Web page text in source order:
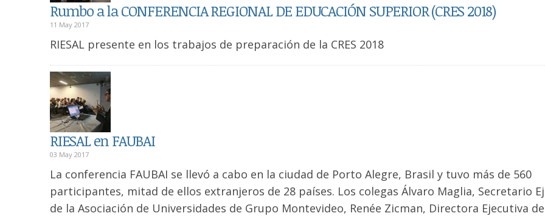
Rumbo a la CONFERENCIA REGIONAL DE EDUCACIÓN SUPERIOR (CRES 2018)
11 May 2017
RIESAL presente en los trabajos de preparación de la CRES 2018
RIESAL en FAUBAI
03 May 2017
La conferencia FAUBAI se llevó a cabo en la ciudad de Porto Alegre, Brasil y tuvo más de 560
participantes, mitad de ellos extranjeros de 28 países. Los colegas Álvaro Maglia, Secretario
de la Asociación de Universidades de Grupo Montevideo, Renée Zicman, Directora Ejecutiva de